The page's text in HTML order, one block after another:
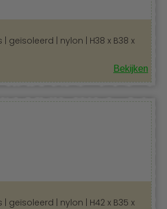
geïsoleerd | nylon | H38 x B38 x
Bekijken
geïsoleerd | nylon | H42 x B35 x